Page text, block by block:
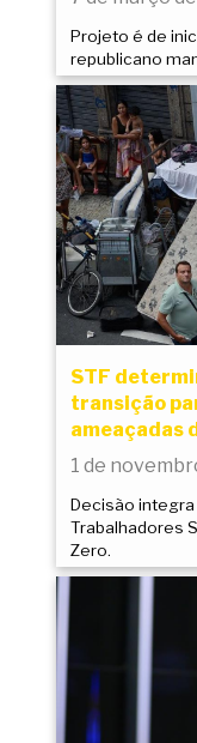
Projeto é de
republicano
STF
transição
ameaçadas
1 de
Decisão integra
Trabalhadores
Zero.